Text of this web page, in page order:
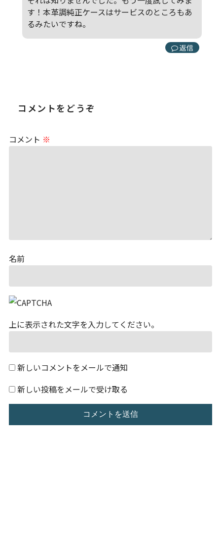
す！本革調純正ケースはサービスのところもあ
るみたいですね。
返信
コメントをどうぞ
コメント ※
名前
上に表示された文字を入力してください。
新しいコメントをメールで通知
新しい投稿をメールで受け取る